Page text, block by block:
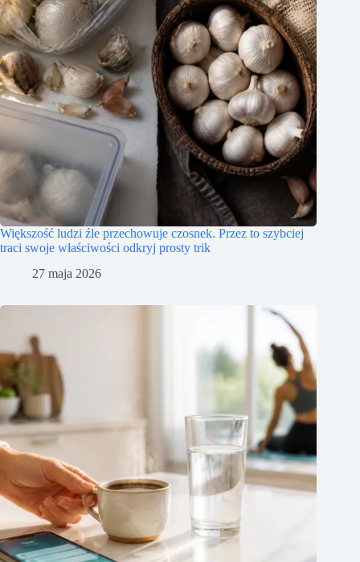
Większość ludzi źle przechowuje czosnek. Przez to szybciej
traci swoje właściwości odkryj prosty trik
27 maja 2026